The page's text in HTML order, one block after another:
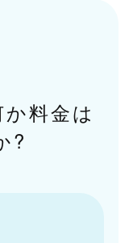
料金は
?